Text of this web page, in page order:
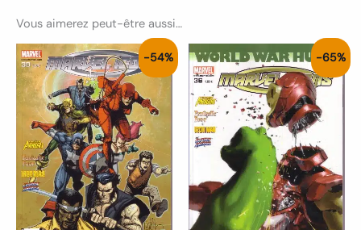
Vous aimerez peut-être aussi…
-54%
Le
prix
initial
était :
6.50€.
Le
prix
actuel
est :
3.00€.
-65%
Le
prix
initial
était :
8.50€.
Le
prix
actuel
est :
3.00€.